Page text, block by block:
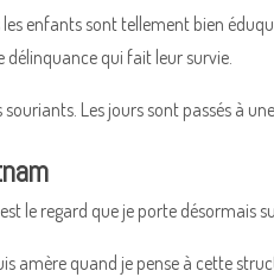
les enfants sont tellement bien
qui fait leur survie.
souriants. Les jours sont passés à
le regard que je porte désormais
amère quand je pense à cette